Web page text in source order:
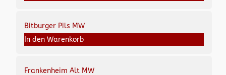
Bitburger Pils MW
In den Warenkorb
Frankenheim Alt MW